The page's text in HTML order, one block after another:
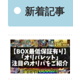
新着記事